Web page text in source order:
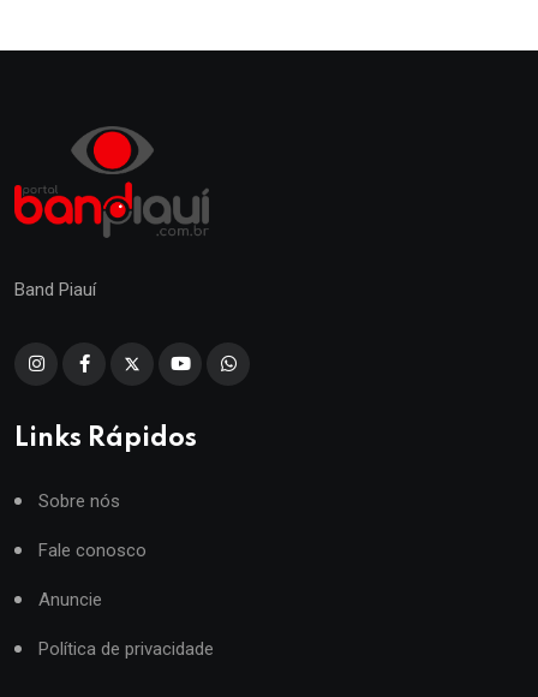
Band Piauí
Links Rápidos
Sobre nós
Fale conosco
Anuncie
Política de privacidade